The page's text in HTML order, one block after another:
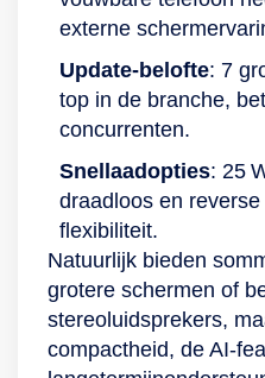
externe
Update‑belofte: 7
top in de branche,
concurrenten.
Snellaadopties: 25
draadloos en
flexibiliteit.
Natuurlijk bieden
grotere schermen of
stereoluidsprekers,
compactheid, de